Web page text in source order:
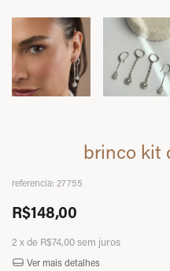
brinco kit
referencia: 27755
R$148,00
2 x de R$74,00sem juros
Ver mais detalhes